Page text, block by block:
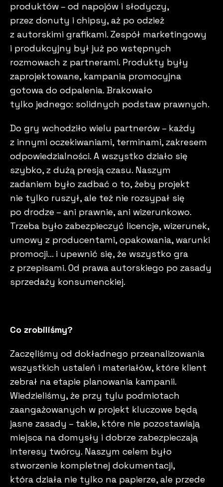
produktów – od napojów i słodyczy,
przez donuty i chipsy, aż po odzież
z autorskimi grafikami. Zespół marketingowy
i produkcyjny był już po wstępnych
rozmowach z partnerami. Produkty były
zaprojektowane, kampania promocyjna
gotowa do odpalenia. Brakowało
tylko jednego: solidnych podstaw prawnych.
Do gry wchodziło wielu partnerów – każdy
z innymi oczekiwaniami, terminami, zakresem
odpowiedzialności. A wszystko działo się
szybko, z dużą presją czasu. Naszym
zadaniem było zadbać o to, żeby projekt
nie tylko ruszył, ale też nie rozsypał się
po drodze – ani prawnie, ani wizerunkowo.
Trzeba było zabezpieczyć licencje, wizerunek,
umowy z producentami, opakowania, warunki
promocji… i upewnić się, że wszystko gra
z przepisami. Od prawa autorskiego po zasady
sprzedaży konsumenckiej.
Co zrobiliśmy?
Zaczęliśmy od dokładnego przeanalizowania
wszystkich ustaleń i materiałów, które klient
zebrał na etapie planowania kampanii.
Wiedzieliśmy, że przy tylu podmiotach
zaangażowanych w projekt kluczowe będą
jasne zasady – takie, które nie pozostawiają
miejsca na domysły i dobrze zabezpieczają
interesy twórcy. Naszym celem było
stworzenie kompletnej dokumentacji,
która działa nie tylko na papierze, ale przede